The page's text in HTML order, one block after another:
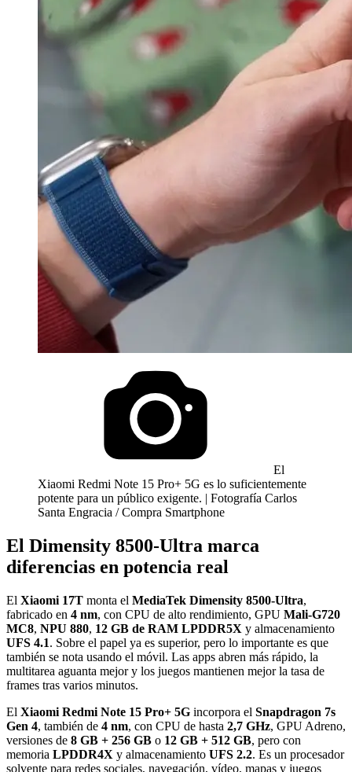
El
Xiaomi Redmi Note 15 Pro+ 5G es lo suficientemente
potente para un público exigente. | Fotografía Carlos
Santa Engracia / Compra Smartphone
El Dimensity 8500-Ultra marca
diferencias en potencia real
El Xiaomi 17T monta el MediaTek Dimensity 8500-Ultra,
fabricado en 4 nm, con CPU de alto rendimiento, GPU Mali-G720
MC8, NPU 880, 12 GB de RAM LPDDR5X y almacenamiento
UFS 4.1. Sobre el papel ya es superior, pero lo importante es que
también se nota usando el móvil. Las apps abren más rápido, la
multitarea aguanta mejor y los juegos mantienen mejor la tasa de
frames tras varios minutos.
El Xiaomi Redmi Note 15 Pro+ 5G incorpora el Snapdragon 7s
Gen 4, también de 4 nm, con CPU de hasta 2,7 GHz, GPU Adreno,
versiones de 8 GB + 256 GB o 12 GB + 512 GB, pero con
memoria LPDDR4X y almacenamiento UFS 2.2. Es un procesador
solvente para redes sociales, navegación, vídeo, mapas y juegos